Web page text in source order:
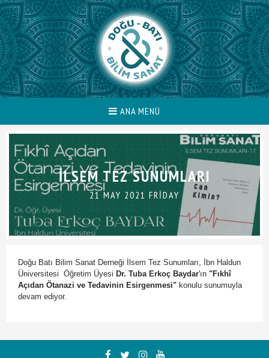
ANA MENÜ
İLSEM TEZ SUNUMLARI
21 MAY 2021 FRIDAY
Doğu Batı Bilim Sanat Derneği İlsem Tez Sunumları, İbn Haldun
Üniversitesi Öğretim Üyesi Dr. Tuba Erkoç Baydar'ın "Fıkhî
Açıdan Ötanazi ve Tedavinin Esirgenmesi" konulu sunumuyla
devam ediyor.